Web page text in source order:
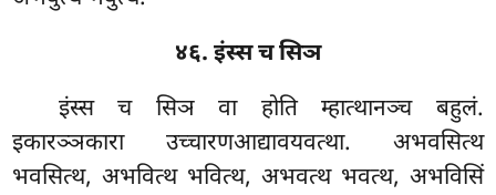
४६. इंस्स च सिञ
इंस्स च सिञ वा होति म्हात्थानञ्च बहुलं.
इकारञ्ञकारा उच्चारणआद्यावयवत्था. अभवसित्थ
भवसित्थ, अभवित्थ भवित्थ, अभवत्थ भवत्थ, अभविसिं